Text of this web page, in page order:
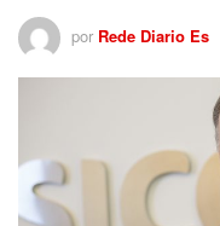
por Rede Diario Es